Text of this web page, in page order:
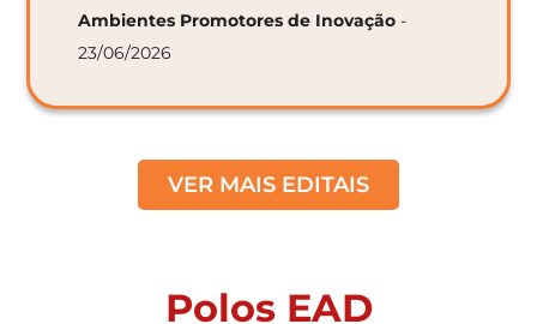
Ambientes Promotores de Inovação -
23/06/2026
VER MAIS EDITAIS
Polos EAD